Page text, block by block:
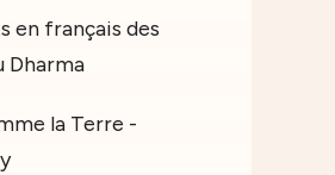
en français des
Dharma
la Terre -